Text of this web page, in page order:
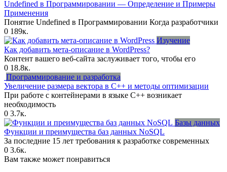
Undefined в Программировании — Определение и Примеры
Применения
Понятие Undefined в Программировании Когда разработчики
0 189к.
Изучение
Как добавить мета-описание в WordPress?
Контент вашего веб-сайта заслуживает того, чтобы его
0 18.8к.
Программирование и разработка
Увеличение размера вектора в C++ и методы оптимизации
При работе с контейнерами в языке C++ возникает
необходимость
0 3.7к.
Базы данных
Функции и преимущества баз данных NoSQL
За последние 15 лет требования к разработке современных
0 3.6к.
Вам также может понравиться